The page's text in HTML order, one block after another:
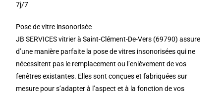
7j/7
Pose de vitre insonorisée
JB SERVICES vitrier à Saint-Clément-De-Vers (69790) assure
d’une manière parfaite la pose de vitres insonorisées qui ne
nécessitent pas le remplacement ou l’enlèvement de vos
fenêtres existantes. Elles sont conçues et fabriquées sur
mesure pour s’adapter à l’aspect et à la fonction de vos